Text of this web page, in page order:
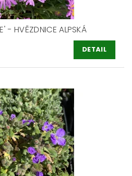
- HVĚZDNICE ALPSKÁ
DETAIL